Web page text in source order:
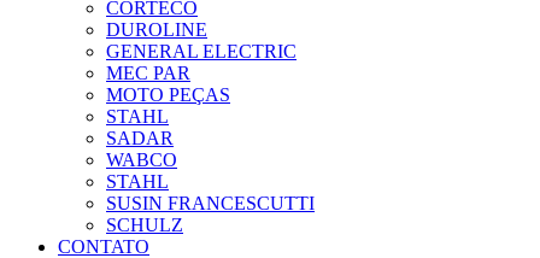
CORTECO
DUROLINE
GENERAL ELECTRIC
MEC PAR
MOTO PEÇAS
STAHL
SADAR
WABCO
STAHL
SUSIN FRANCESCUTTI
SCHULZ
CONTATO